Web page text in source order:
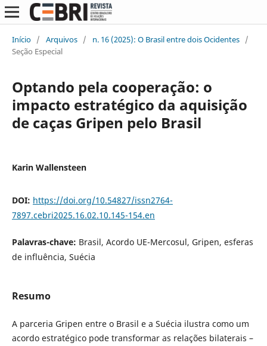
Início / Arquivos / n. 16 (2025): O Brasil entre dois Ocidentes /
Seção Especial
Optando pela cooperação: o
impacto estratégico da aquisição
de caças Gripen pelo Brasil
Karin Wallensteen
DOI: https://doi.org/10.54827/issn2764-
7897.cebri2025.16.02.10.145-154.en
Palavras-chave: Brasil, Acordo UE-Mercosul, Gripen, esferas
de influência, Suécia
Resumo
A parceria Gripen entre o Brasil e a Suécia ilustra como um
acordo estratégico pode transformar as relações bilaterais –